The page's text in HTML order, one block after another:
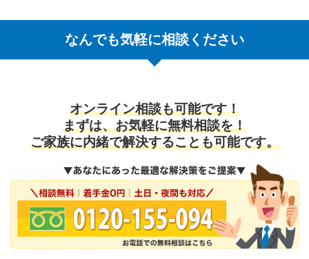
なんでも気軽に相談ください
オンライン相談も可能です！
まずは、お気軽に無料相談を！
ご家族に内緒で解決することも可能です。